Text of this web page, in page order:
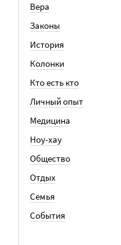
Вера
Законы
История
Колонки
Кто есть кто
Личный опыт
Медицина
Ноу-хау
Общество
Отдых
Семья
События